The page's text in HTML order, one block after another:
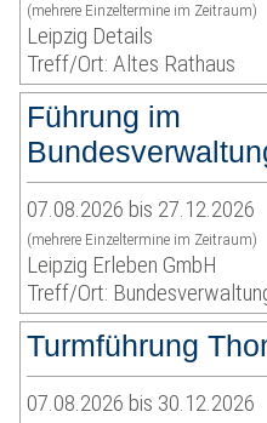
(mehrere Einzeltermine im Zeitraum)
Leipzig Details
Treff/Ort: Altes Rathaus
Führung im
07.08.2026 bis 27.12.2026
(mehrere Einzeltermine im Zeitraum)
Leipzig Erleben GmbH
Treff/Ort:
Turmführung
07.08.2026 bis 30.12.2026